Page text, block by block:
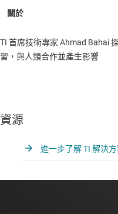
TI 首席技術專家 Ahmad Bahai
習，與人類合作並產生影響
資源
進一步了解 TI 解決